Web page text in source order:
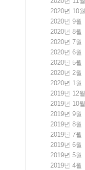
2020년 10월
2020년 9월
2020년 8월
2020년 7월
2020년 6월
2020년 5월
2020년 2월
2020년 1월
2019년 12월
2019년 10월
2019년 9월
2019년 8월
2019년 7월
2019년 6월
2019년 5월
2019년 4월